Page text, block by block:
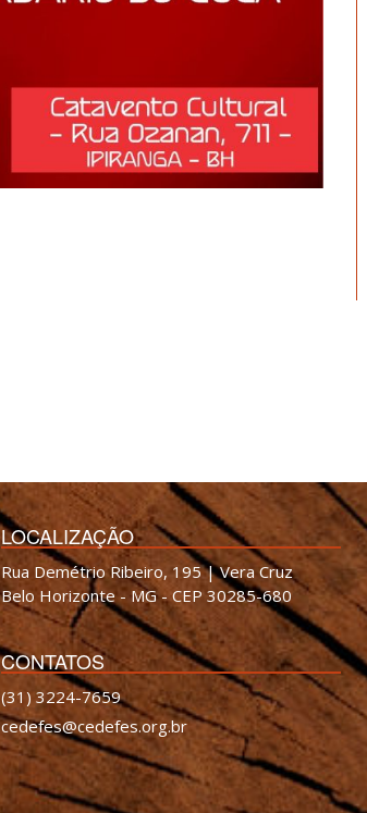
LOCALIZAÇÃO
Rua Demétrio Ribeiro, 195 | Vera Cruz
Belo Horizonte - MG - CEP 30285-680
CONTATOS
(31) 3224-7659
cedefes@cedefes.org.br